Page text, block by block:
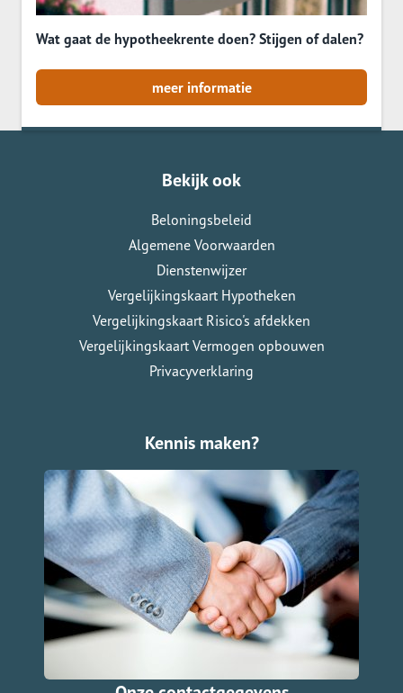
Wat gaat de hypotheekrente doen? Stijgen of dalen?
meer informatie
Bekijk ook
Beloningsbeleid
Algemene Voorwaarden
Dienstenwijzer
Vergelijkingskaart Hypotheken
Vergelijkingskaart Risico's afdekken
Vergelijkingskaart Vermogen opbouwen
Privacyverklaring
Kennis maken?